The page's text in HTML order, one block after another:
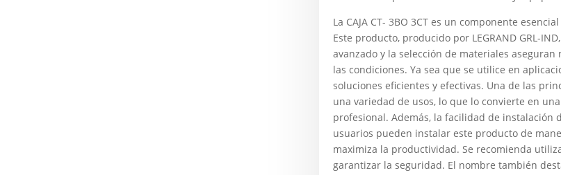
La CAJA CT- 3BO 3CT es un componente
Este producto, producido por LEGRAND GRL-
avanzado y la selección de materiales
las condiciones. Ya sea que se utilice en
soluciones eficientes y efectivas. Una de las
una variedad de usos, lo que lo convierte en
profesional. Además, la facilidad de instalación
usuarios pueden instalar este producto de
maximiza la productividad. Se recomienda
garantizar la seguridad. El nombre también